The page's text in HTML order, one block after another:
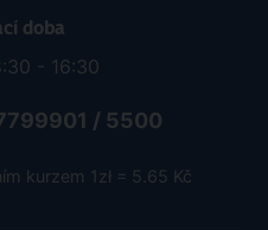
doba
- 16:30
/ 5500
kurzem 1zł = 5.65 Kč